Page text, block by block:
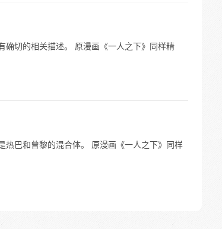
确切的相关描述。 原漫画《一人之下》同样精
热巴和曾黎的混合体。 原漫画《一人之下》同样